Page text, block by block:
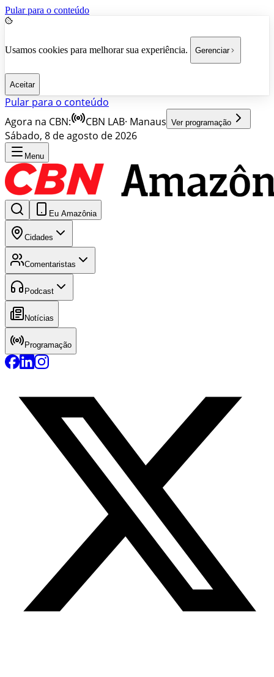
Pular para o conteúdo
Usamos cookies para melhorar sua experiência. Gerenciar
Aceitar
Pular para o conteúdo
Agora na CBN:
CBN LAB· Manaus Ver programação
Sábado, 8 de agosto de 2026
Menu
Eu Amazônia
Cidades
Comentaristas
Podcast
Notícias
Programação